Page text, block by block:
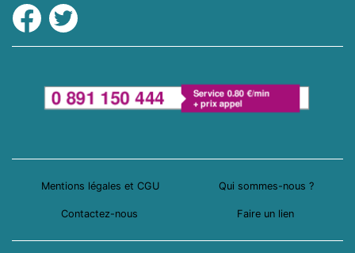
Facebook
Twitter
Mentions légales et CGU Qui sommes-nous ?
Contactez-nous Faire un lien